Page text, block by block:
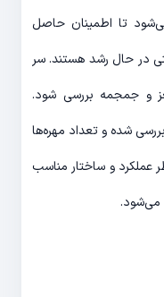
تا اطمینان حاصل
در حال رشد هستند. سر
و جمجمه بررسی ‌شود.
شده و تعداد مهره‌ها
عملکرد و ساختار مناسب
می‌شود.